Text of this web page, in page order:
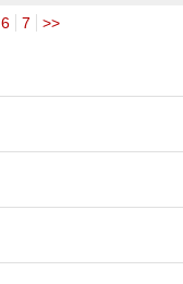
6 7 >>